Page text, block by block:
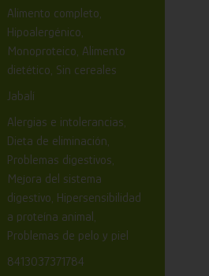
Alimento completo,
Hipoalergénico,
Monoproteico, Alimento
dietético, Sin cereales
Jabalí
Alergias e intolerancias,
Dieta de eliminación,
Problemas digestivos,
Mejora del sistema
digestivo, Hipersensibilidad
a proteína animal,
Problemas de pelo y piel
8413037371784